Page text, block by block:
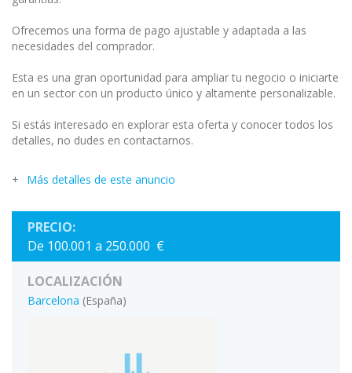
Ofrecemos una forma de pago ajustable y adaptada a las
necesidades del comprador.
Esta es una gran oportunidad para ampliar tu negocio o iniciarte
en un sector con un producto único y altamente personalizable.
Si estás interesado en explorar esta oferta y conocer todos los
detalles, no dudes en contactarnos.
Más detalles de este anuncio
PRECIO:
De 100.001 a 250.000 €
LOCALIZACIÓN
Barcelona (España)